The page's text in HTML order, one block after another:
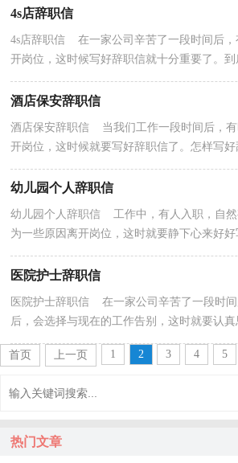
4s店辞职信
4s店辞职信 在一家公司辛苦了一段时间后，
开岗位，这时候写好辞职信就十分重要了。到
下面是小编收集整理的4s店辞职信，希望能够
酒店保安辞职信
酒店保安辞职信 当我们工作一段时间后，有
开岗位，这时候就要写好辞职信了。怎样写
幼儿园个人辞职信
幼儿园个人辞职信 工作中，有人入职，自然
为一些原因离开岗位，这时就要静下心来好
样写出合乎规范的辞职信呢？下面是小编精
医院护士辞职信
医院护士辞职信 在一家公司辛苦了一段时
后，会选择与现在的工作告别，这时就要认
首页
上一页 1 2 3 4 5
热门文章